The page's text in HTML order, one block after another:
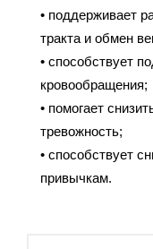
• поддерживает
тракта и обмен
• способствует
кровообращения;
• помогает
тревожность;
• способствует
привычкам.